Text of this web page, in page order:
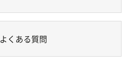
よくある質問